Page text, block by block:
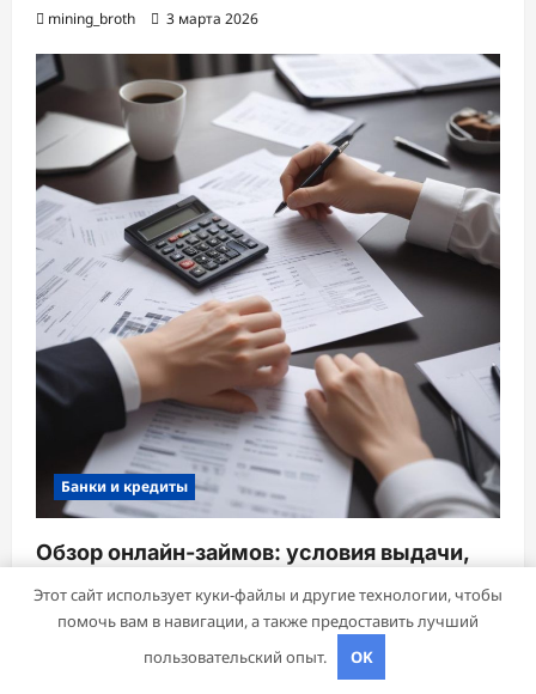
mining_broth 3 марта 2026
Банки и кредиты
Обзор онлайн-займов: условия выдачи,
процентные ставки и требования к
заемщикам
28 февраля 2026
Этот сайт использует куки-файлы и другие технологии, чтобы
помочь вам в навигации, а также предоставить лучший
пользовательский опыт.
OK